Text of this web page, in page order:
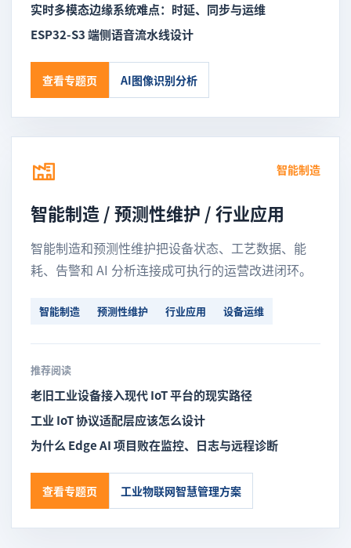
实时多模态边缘系统难点：时延、同步与运维
ESP32-S3 端侧语音流水线设计
查看专题页 AI图像识别分析
智能制造
智能制造 / 预测性维护 / 行业应用
智能制造和预测性维护把设备状态、工艺数据、能
耗、告警和 AI 分析连接成可执行的运营改进闭环。
智能制造 预测性维护 行业应用 设备运维
推荐阅读
老旧工业设备接入现代 IoT 平台的现实路径
工业 IoT 协议适配层应该怎么设计
为什么 Edge AI 项目败在监控、日志与远程诊断
查看专题页 工业物联网智慧管理方案